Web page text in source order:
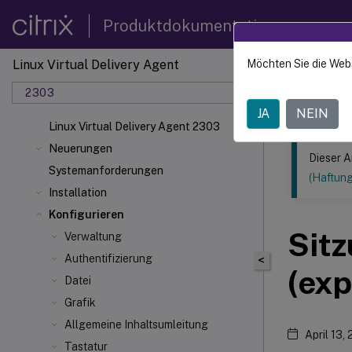
Produktdokumentation
Linux Virtual Delivery Agent
2303
Linux Virtual Delivery Agent 2303
Neuerungen
Systemanforderungen
Installation
Konfigurieren
Verwaltung
Authentifizierung
Datei
Grafik
Allgemeine Inhaltsumleitung
Tastatur
Dieser Inhalt
Linux
<
Dieser
April 13,
Möchten Sie die
JA NEIN